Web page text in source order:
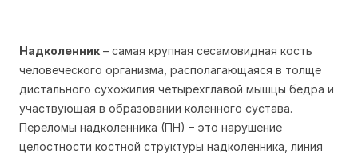
Надколенник – самая крупная сесамовидная кость
человеческого организма, располагающаяся в толще
дистального сухожилия четырехглавой мышцы бедра и
участвующая в образовании коленного сустава.
Переломы надколенника (ПН) – это нарушение
целостности костной структуры надколенника, линия